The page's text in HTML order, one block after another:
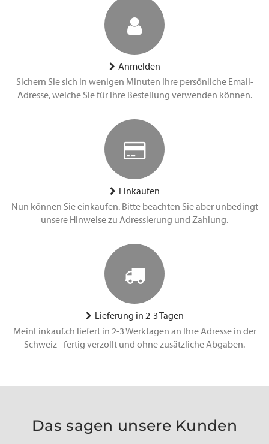
Anmelden
Sichern Sie sich in wenigen Minuten Ihre persönliche Email-
Adresse, welche Sie für Ihre Bestellung verwenden können.
Einkaufen
Nun können Sie einkaufen. Bitte beachten Sie aber unbedingt
unsere Hinweise zu Adressierung und Zahlung.
Lieferung in 2-3 Tagen
MeinEinkauf.ch liefert in 2-3 Werktagen an Ihre Adresse in der
Schweiz - fertig verzollt und ohne zusätzliche Abgaben.
Das sagen unsere Kunden